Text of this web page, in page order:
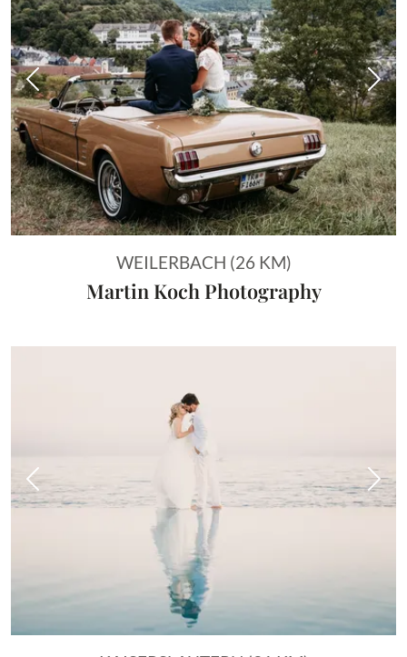
Vorheriges Bild
WEILERBACH (26 KM)
Martin Koch Photography
Vorheriges Bild